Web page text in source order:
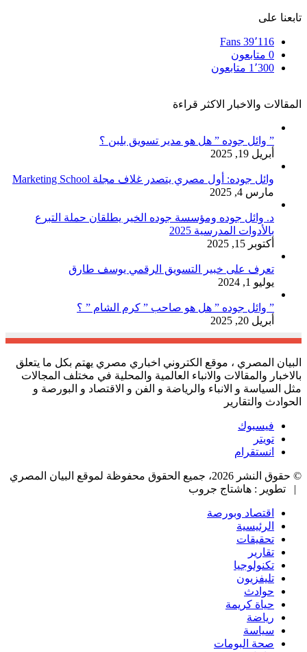
تابعنا على
39٬116 Fans
0 متابعون
1٬300 متابعون
المقالات والاخبار الاكثر قراءة
” وائل جوده ” هل هو مدير تسويق بلبن ؟
أبريل 19, 2025
وائل جوده: أول مصري يتصدر غلاف مجلة Marketing School
مارس 4, 2025
د. وائل جوده ومؤسسة جوده الخير يطلقان حملة التبرع
بالأدوات المدرسية 2025
أكتوبر 15, 2025
تعرف على خبير التسويق الرقمي يوسف طارق
يوليو 1, 2024
” وائل جوده ” هل هو صاحب ” كرم الشام ” ؟
أبريل 20, 2025
البيان المصري ، موقع الكتروني اخباري مصري يهتم بكل ما يتعلق
بالاخبار والمقالات والانباء العالمية والمحلية في مختلف المجالات
مثل السياسة و الانباء والرياضة و الفن و الاقتصاد و البورصة و
الحوادث والتقارير
فيسبوك
تويتر
انستقرام
© حقوق النشر 2026، جميع الحقوق محفوظة لموقع البيان المصري
| تطوير : هاشتاج جروب
اقتصاد وبورصة
الرئيسية
تحقيقات
تقارير
تكنولوجيا
تليفزيون
حوادث
حياة كريمة
رياضة
سياسة
صحة البومات